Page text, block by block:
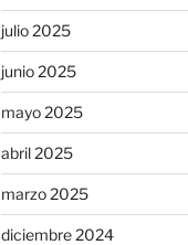
julio 2025
junio 2025
mayo 2025
abril 2025
marzo 2025
diciembre 2024